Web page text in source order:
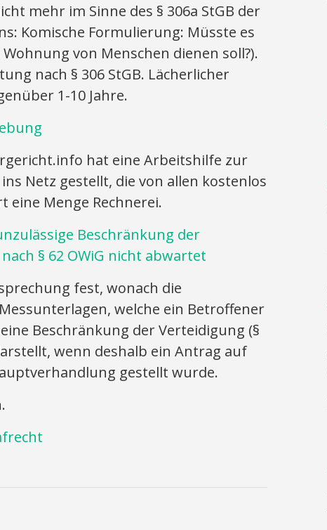
mehr im Sinne des § 306a StGB der
Komische Formulierung: Müsste es
von Menschen dienen soll?).
nach § 306 StGB. Lächerlicher
1-10 Jahre.
hat eine Arbeitshilfe zur
Netz gestellt, die von allen kostenlos
Menge Rechnerei.
Beschränkung der
§ 62 OWiG nicht abwartet
fest, wonach die
welche ein Betroffener
Beschränkung der Verteidigung (§
wenn deshalb ein Antrag auf
gestellt wurde.